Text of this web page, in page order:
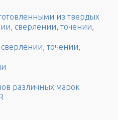
из твердых
сверлении, точении,
точении,
различных марок